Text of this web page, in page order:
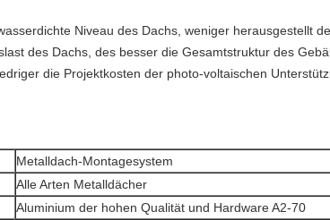
Niveau des Dachs, weniger herausgestellt
des Dachs, des besser die Gesamtstruktur des
die Projektkosten der photo-voltaischen
Metalldach-Montagesystem
Alle Arten Metalldächer
Aluminium der hohen Qualität und Hardware A2-70